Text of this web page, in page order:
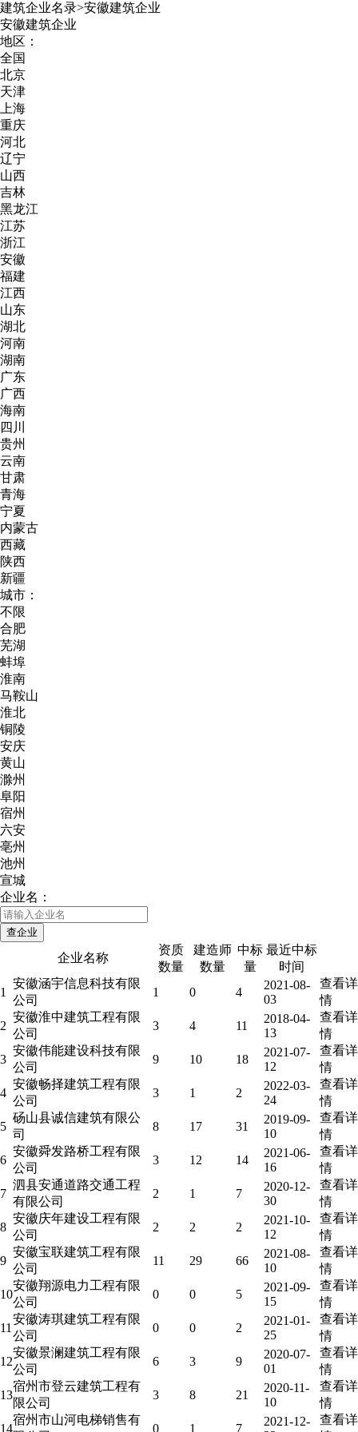
建筑企业名录>安徽建筑企业
安徽建筑企业
地区：
全国
北京
天津
上海
重庆
河北
辽宁
山西
吉林
黑龙江
江苏
浙江
安徽
福建
江西
山东
湖北
河南
湖南
广东
广西
海南
四川
贵州
云南
甘肃
青海
宁夏
内蒙古
西藏
陕西
新疆
城市：
不限
合肥
芜湖
蚌埠
淮南
马鞍山
淮北
铜陵
安庆
黄山
滁州
阜阳
宿州
六安
亳州
池州
宣城
企业名：
企业名称
资质
数量
建造师
数量
中标
量
最近中标
时间
1
安徽涵宇信息科技有限
公司
1 0 4
2021-08-
03
查看详
情
2
安徽淮中建筑工程有限
公司
3 4 11
2018-04-
13
查看详
情
3
安徽伟能建设科技有限
公司
9 10 18
2021-07-
12
查看详
情
4
安徽畅择建筑工程有限
公司
3 1 2
2022-03-
24
查看详
情
5
砀山县诚信建筑有限公
司
8 17 31
2019-09-
10
查看详
情
6
安徽舜发路桥工程有限
公司
3 12 14
2021-06-
16
查看详
情
7
泗县安通道路交通工程
有限公司
2 1 7
2020-12-
30
查看详
情
8
安徽庆年建设工程有限
公司
2 2 2
2021-10-
12
查看详
情
9
安徽宝联建筑工程有限
公司
11 29 66
2021-08-
10
查看详
情
10
安徽翔源电力工程有限
公司
0 0 5
2021-09-
15
查看详
情
11
安徽涛琪建筑工程有限
公司
0 0 2
2021-01-
25
查看详
情
12
安徽景澜建筑工程有限
公司
6 3 9
2020-07-
01
查看详
情
13
宿州市登云建筑工程有
限公司
3 8 21
2020-11-
10
查看详
情
14
宿州市山河电梯销售有
0 1 7
2021-12-
查看详